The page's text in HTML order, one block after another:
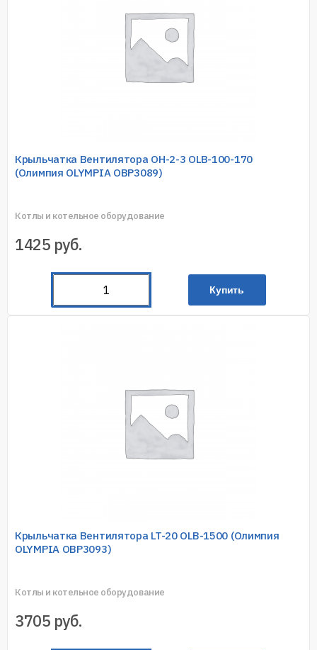
Крыльчатка Вентилятора ОН-2-3 OLB-100-170
(Олимпия OLYMPIA OBP3089)
Котлы и котельное оборудование
1425 руб.
Купить
Крыльчатка Вентилятора LT-20 OLB-1500 (Олимпия
OLYMPIA OBP3093)
Котлы и котельное оборудование
3705 руб.